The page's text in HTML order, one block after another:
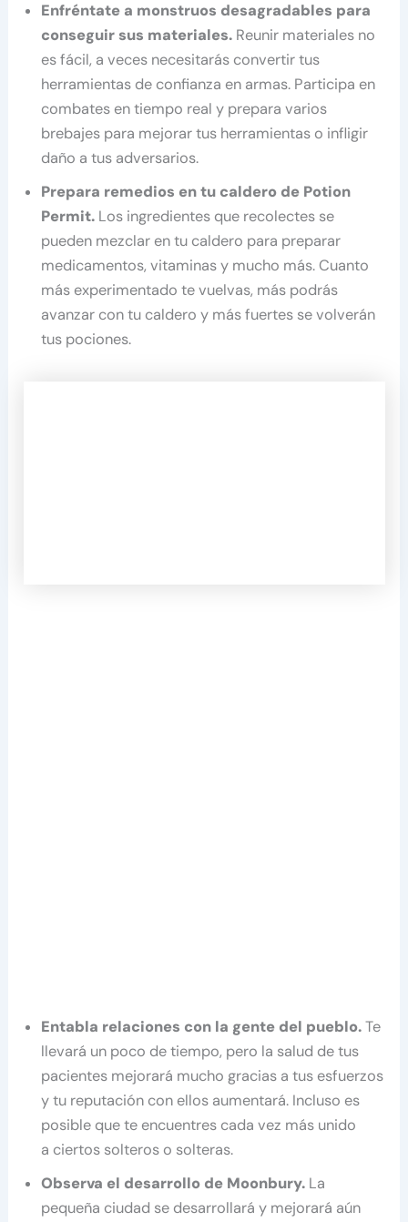
Enfréntate a monstruos desagradables para
conseguir sus materiales. Reunir materiales no
es fácil, a veces necesitarás convertir tus
herramientas de confianza en armas. Participa en
combates en tiempo real y prepara varios
brebajes para mejorar tus herramientas o infligir
daño a tus adversarios.
Prepara remedios en tu caldero de Potion
Permit. Los ingredientes que recolectes se
pueden mezclar en tu caldero para preparar
medicamentos, vitaminas y mucho más. Cuanto
más experimentado te vuelvas, más podrás
avanzar con tu caldero y más fuertes se volverán
tus pociones.
Entabla relaciones con la gente del pueblo.Te
llevará un poco de tiempo, pero la salud de tus
pacientes mejorará mucho gracias a tus esfuerzos
y tu reputación con ellos aumentará. Incluso es
posible que te encuentres cada vez más unido
a ciertos solteros o solteras.
Observa el desarrollo de Moonbury. La
pequeña ciudad se desarrollará y mejorará aún